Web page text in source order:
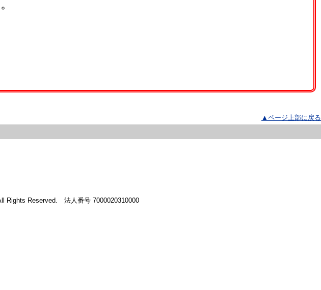
▲ページ上部に戻る
Rights Reserved. 法人番号 7000020310000